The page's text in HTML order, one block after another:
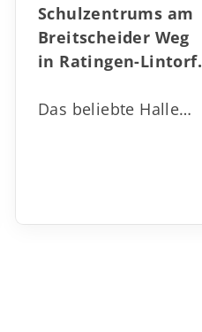
Schulzentrums am
Breitscheider Weg
in Ratingen-Lintorf.
Das beliebte Halle…